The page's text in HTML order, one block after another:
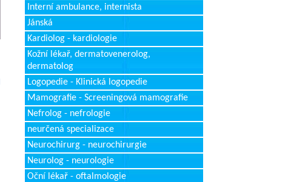
Interní ambulance, internista
Jánská
Kardiolog - kardiologie
Kožní lékař, dermatovenerolog,
dermatolog
Logopedie - Klinická logopedie
Mamografie - Screeningová mamografie
Nefrolog - nefrologie
neurčená specializace
Neurochirurg - neurochirurgie
Neurolog - neurologie
Oční lékař - oftalmologie